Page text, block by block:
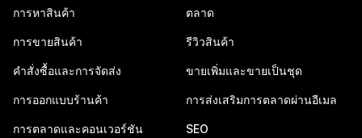
การหาสินค้า
การขายสินค้า
คำสั่งซื้อและการจัดส่ง
การออกแบบร้านค้า
การตลาดและคอนเวอร์ชัน
ตลาด
รีวิวสินค้า
ขายเพิ่มและขายเป็นชุด
การส่งเสริมการตลาดผ่านอีเมล
SEO